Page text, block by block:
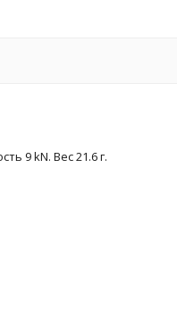
9 kN. Вес 21.6 г.